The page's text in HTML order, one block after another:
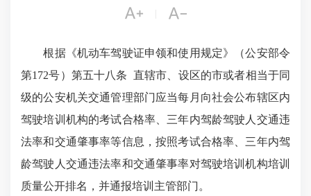
 
根据《机动车驾驶证申领和使用规定》（公安部令
第172号）第五十八条 直辖市、设区的市或者相当于同
级的公安机关交通管理部门应当每月向社会公布辖区内
驾驶培训机构的考试合格率、三年内驾龄驾驶人交通违
法率和交通肇事率等信息，按照考试合格率、三年内驾
龄驾驶人交通违法率和交通肇事率对驾驶培训机构培训
质量公开排名，并通报培训主管部门。